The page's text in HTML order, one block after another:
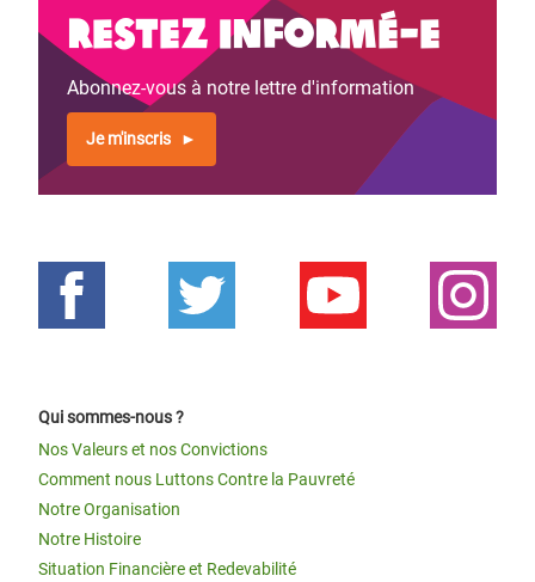
Restez informé-e
Abonnez-vous à notre lettre d'information
Je m'inscris
Qui sommes-nous ?
Nos Valeurs et nos Convictions
Comment nous Luttons Contre la Pauvreté
Notre Organisation
Notre Histoire
Situation Financière et Redevabilité